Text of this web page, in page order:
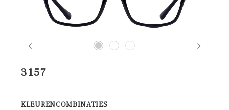
Previous Next
3157
KLEURENCOMBINATIES